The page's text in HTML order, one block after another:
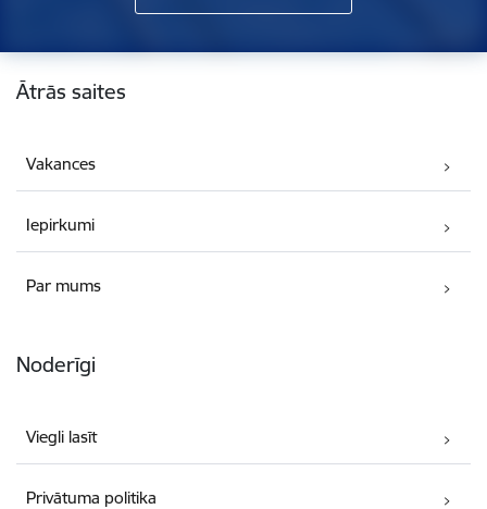
Kājene
Ātrās saites
Vakances
Iepirkumi
Par mums
Noderīgi
Viegli lasīt
Privātuma politika